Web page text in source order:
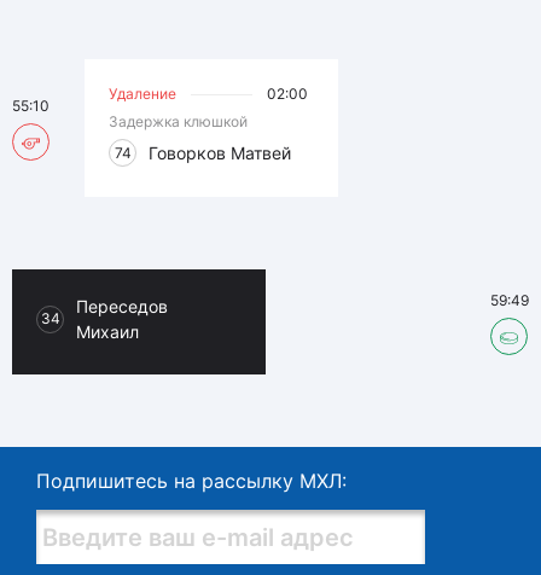
Удаление
02:00
Задержка клюшкой
74
Говорков Матвей
55:10
34
Переседов
Михаил
59:49
Подпишитесь на рассылку МХЛ: